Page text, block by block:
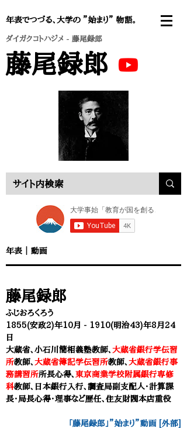
年表でつづる、大学の ”始まり” 物語。
ダイガクコトハジメ - 藤尾録郎
藤尾録郎
年表 ｜ 動画
藤尾録郎
ふじおろくろう
1855(安政2)年10月 - 1910(明治43)年8月24
日
大蔵省、小石川簡相義塾教師、 大蔵省銀行学伝習
所教師、 大蔵省簿記学伝習所教師、 大蔵省銀行事
務講習所所長心得、 東京商業学校附属銀行専修
科教師、日本銀行入行、調査局副支配人・計算課
長・局長心得・理事など歴任、住友財閥本店重役
「藤尾録郎」”始まり”動画 [外部]